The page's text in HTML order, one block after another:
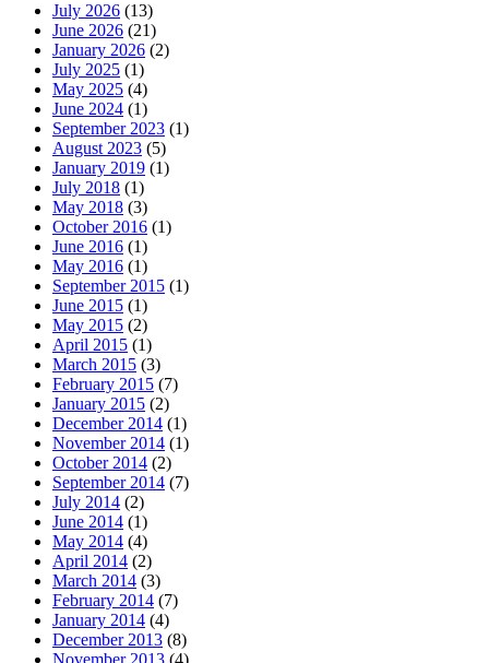
July 2026 (13)
June 2026 (21)
January 2026 (2)
July 2025 (1)
May 2025 (4)
June 2024 (1)
September 2023 (1)
August 2023 (5)
January 2019 (1)
July 2018 (1)
May 2018 (3)
October 2016 (1)
June 2016 (1)
May 2016 (1)
September 2015 (1)
June 2015 (1)
May 2015 (2)
April 2015 (1)
March 2015 (3)
February 2015 (7)
January 2015 (2)
December 2014 (1)
November 2014 (1)
October 2014 (2)
September 2014 (7)
July 2014 (2)
June 2014 (1)
May 2014 (4)
April 2014 (2)
March 2014 (3)
February 2014 (7)
January 2014 (4)
December 2013 (8)